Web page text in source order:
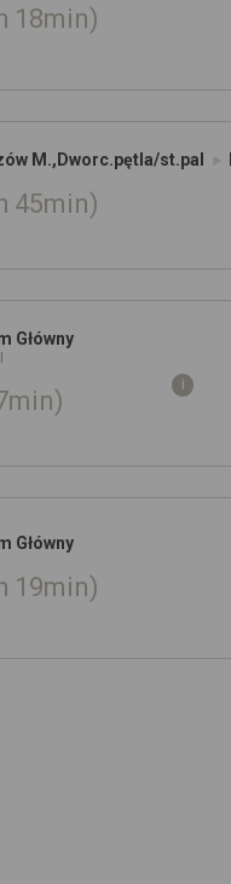
18min
M.,Dworc.pętla/st.pal
45min
Główny
Główny
19min